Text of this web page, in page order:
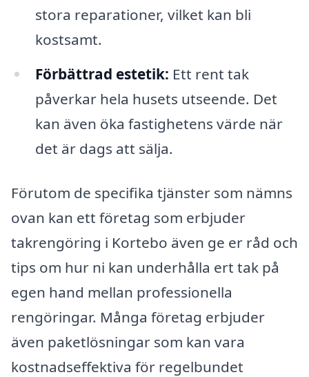
stora reparationer, vilket kan bli
kostsamt.
Förbättrad estetik: Ett rent tak
påverkar hela husets utseende. Det
kan även öka fastighetens värde när
det är dags att sälja.
Förutom de specifika tjänster som nämns
ovan kan ett företag som erbjuder
takrengöring i Kortebo även ge er råd och
tips om hur ni kan underhålla ert tak på
egen hand mellan professionella
rengöringar. Många företag erbjuder
även paketlösningar som kan vara
kostnadseffektiva för regelbundet